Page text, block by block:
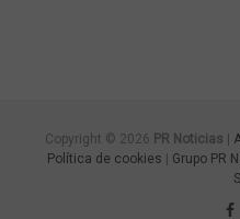
Copyright © 2026 PR Noticias
Política de cookies
Grupo PR